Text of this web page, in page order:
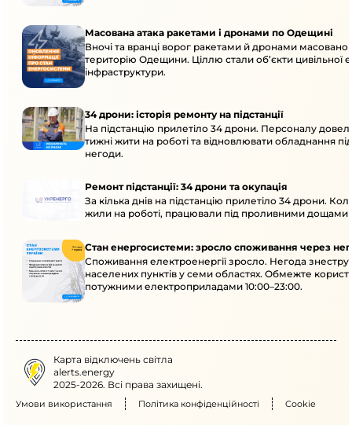
Масована атака ракетами і дронами по Одещині
Вночі та вранці ворог ракетами й дронами масовано
територію Одещини. Ціллю стали об’єкти цивільної
інфраструктури.
34 дрони: історія ремонту на підстанції
На підстанцію прилетіло 34 дрони. Персоналу
тижні жити на роботі та відновлювати обладнання під
негоди.
Ремонт підстанції: 34 дрони та окупація
За кілька днів на підстанцію прилетіло 34 дрони.
жили на роботі, працювали під проливними дощами
Стан енергосистеми: зросло споживання через
Споживання електроенергії зросло. Негода
населених пунктів у семи областях. Обмежте
потужними електроприладами 10:00–23:00.
Карта відключень світла
alerts.energy
2025-2026. Всі права захищені.
Умови використання Політика конфіденційності Cookie